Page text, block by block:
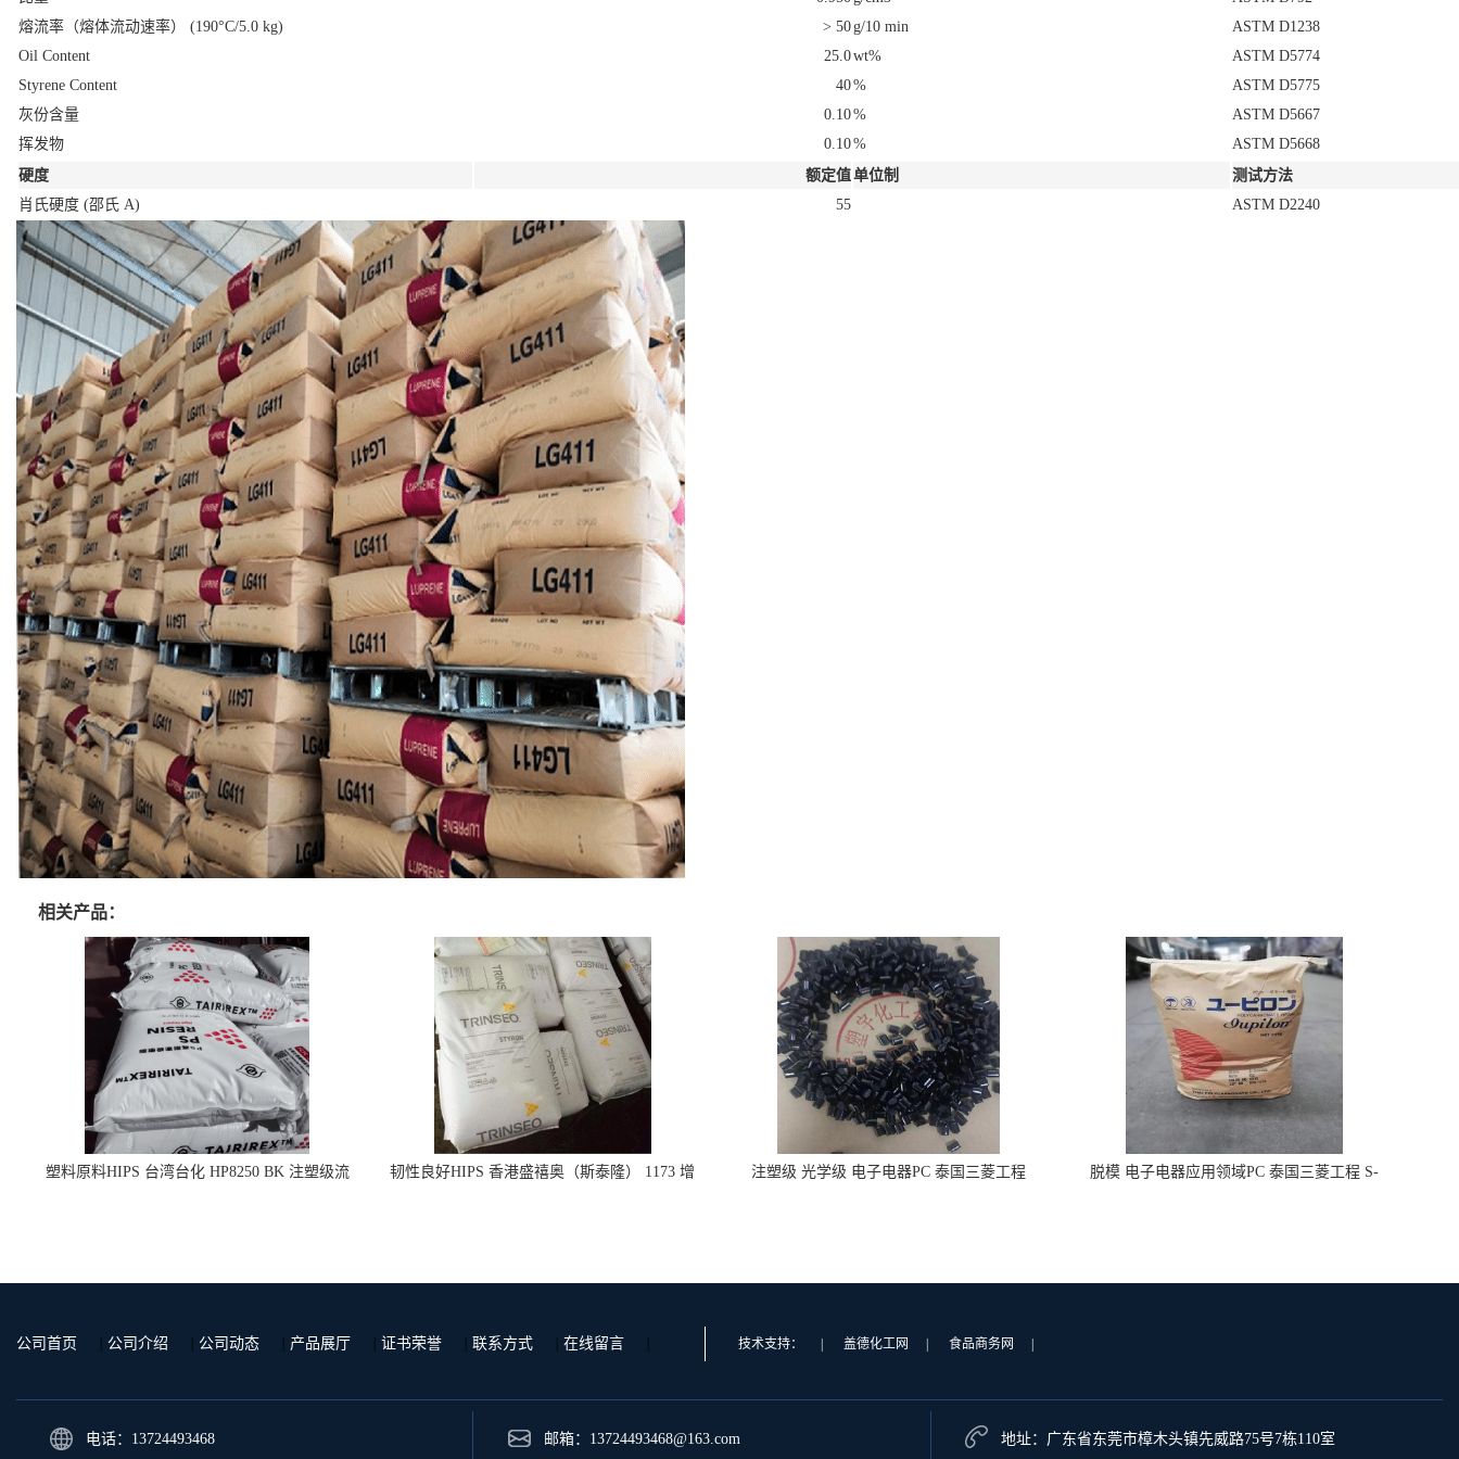
熔流率（熔体流动速率） (190°C/5.0 kg) > 50g/10 min
ASTM D1238
Oil Content
25.0wt%
ASTM D5774
Styrene Content
40%
ASTM D5775
灰份含量
0.10%
ASTM D5667
挥发物
0.10%
ASTM D5668
硬度
额定值单位制
测试方法
肖氏硬度 (邵氏 A) 55 ASTM D2240
相关产品：
塑料原料HIPS 台湾台化 HP8250 BK 注塑级流
韧性良好HIPS 香港盛禧奥（斯泰隆） 1173 增
注塑级 光学级 电子电器PC 泰国三菱工程
脱模 电子电器应用领域PC 泰国三菱工程 S-
公司首页 公司介绍 公司动态 产品展厅 证书荣誉 联系方式 在线留言 技术支持： 盖德化工网 食品商务网
电话：13724493468 邮箱： 13724493468@163.com 地址：广东省东莞市樟木头镇先威路75号7栋110室